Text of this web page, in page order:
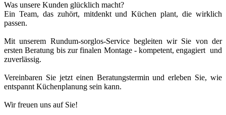
Was unsere Kunden glücklich macht?
Ein Team, das zuhört, mitdenkt und Küchen plant, die wirklich
passen.
Mit unserem Rundum-sorglos-Service begleiten wir Sie von der
ersten Beratung bis zur finalen Montage - kompetent, engagiert und
zuverlässig.
Vereinbaren Sie jetzt einen Beratungstermin und erleben Sie, wie
entspannt Küchenplanung sein kann.
Wir freuen uns auf Sie!